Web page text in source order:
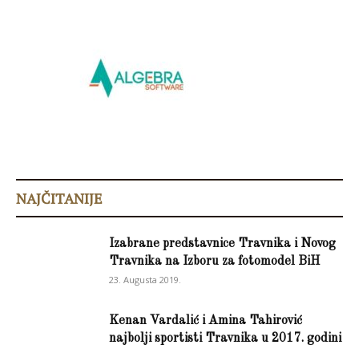
NAJČITANIJE
Izabrane predstavnice Travnika i Novog
Travnika na Izboru za fotomodel BiH
23. Augusta 2019.
Kenan Vardalić i Amina Tahirović
najbolji sportisti Travnika u 2017. godini